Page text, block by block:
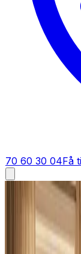
70 60 30 04Få
I Guderup